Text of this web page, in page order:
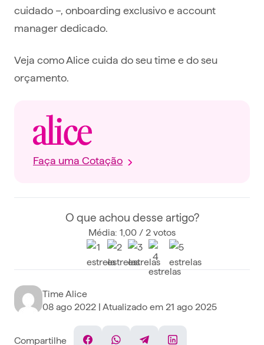
cuidado –, onboarding exclusivo e account
manager dedicado.
Veja como Alice cuida do seu time e do seu
orçamento.
Faça uma Cotação
O que achou desse artigo?
Média: 1,00 / 2 votos
Time Alice
08 ago 2022 | Atualizado em 21 ago 2025
Compartilhe